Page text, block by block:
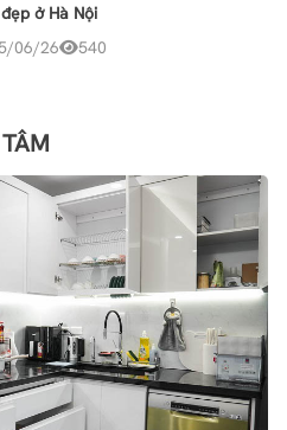
ở Hà Nội
06/26
540